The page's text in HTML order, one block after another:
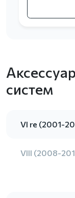
систем
VI re (2001-
VIII (2008-